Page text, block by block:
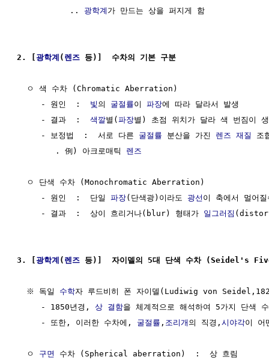
           ..
광학계 가 만드는 상을 퍼지게 함
2. [ 광학계 ( 렌즈 등)]  수차의 기본 구분
  ㅇ 색 수차 (Chromatic Aberration)
     - 원인  :
빛 의 굴절률이 파장에 따라 달라서 발생
     - 결과  :
색깔별(파장별) 초점 위치가 달라 색 번짐이
     - 보정법  :  서로 다른
굴절률 분산을 가진 렌즈 재질
조
        . 例) 아크로매틱
렌즈
  ㅇ 단색 수차 (Monochromatic Aberration)
     - 원인  :  단일
파장(단색광)이라도 광선 이 축에서 멀어
     - 결과  :  상이 흐리거나(blur) 형태가
일그러짐
3. [ 광학계 ( 렌즈 등)]  자이델의 5대 단색 수차 (Seidel's
  ※ 독일
수학자 루드비히 폰 자이델(Ludiwig von
     - 1850년경,
상 결함을 체계적으로 해석하여 5가지 단색
     - 또한, 이러한 수차에,
굴절률 , 조리개 의 직경, 시야각이 어
  ㅇ
구면
수차 (Spherical aberration)  :  상 흐림